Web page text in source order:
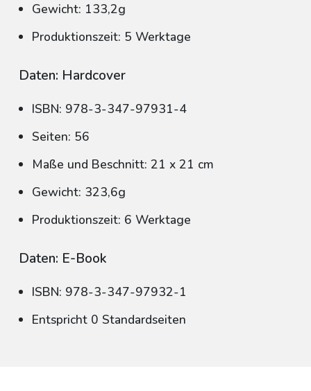
Gewicht: 133,2g
Produktionszeit: 5 Werktage
Daten: Hardcover
ISBN: 978-3-347-97931-4
Seiten: 56
Maße und Beschnitt: 21 x 21 cm
Gewicht: 323,6g
Produktionszeit: 6 Werktage
Daten: E-Book
ISBN: 978-3-347-97932-1
Entspricht 0 Standardseiten